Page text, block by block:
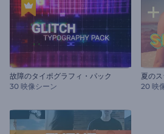
故障のタイポグラフィ・パック
30 映像シーン
夏の
20 映